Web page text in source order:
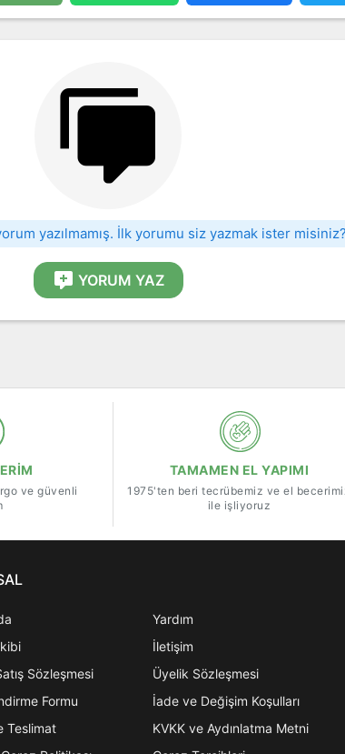
yazılmamış. İlk yorumu siz yazmak ister misiniz?
YORUM YAZ
ve güvenli
TAMAMEN EL YAPIMI
1975'ten beri tecrübemiz ve el
ile işliyoruz
Yardım
İletişim
Sözleşmesi
Üyelik Sözleşmesi
Formu
İade ve Değişim Koşulları
Teslimat
KVKK ve Aydınlatma Metni